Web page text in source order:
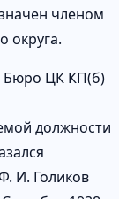
членом
округа.
Бюро ЦК КП(б)
должности
И. Голиков